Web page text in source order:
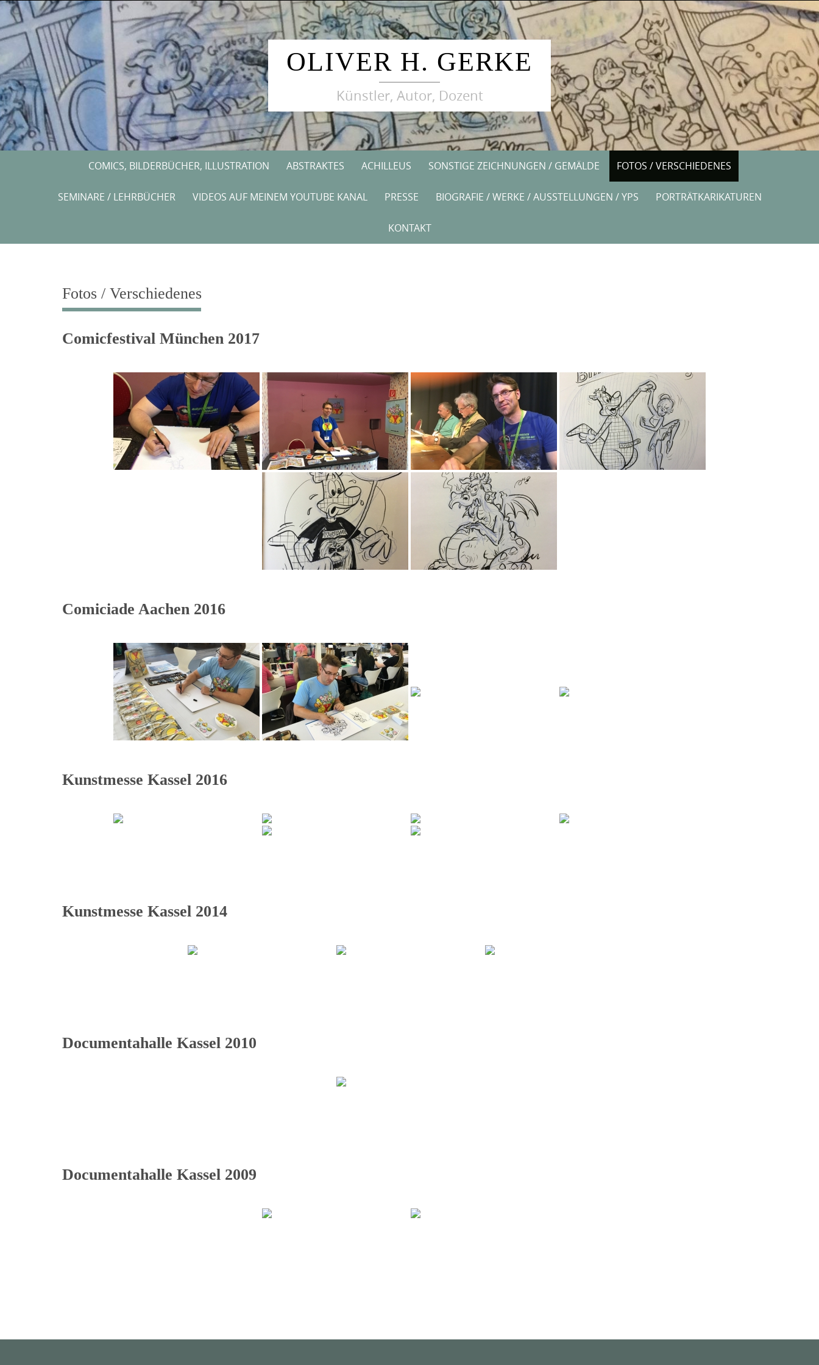
Skip
to
content
OLIVER H. GERKE
Künstler, Autor, Dozent
content
COMICS, BILDERBÜCHER, ILLUSTRATION ABSTRAKTES ACHILLEUS SONSTIGE ZEICHNUNGEN / GEMÄLDE FOTOS / VERSCHIEDENES
SEMINARE / LEHRBÜCHER VIDEOS AUF MEINEM YOUTUBE KANAL PRESSE BIOGRAFIE / WERKE / AUSSTELLUNGEN / YPS PORTRÄTKARIKATUREN
KONTAKT
Fotos / Verschiedenes
Comicfestival München 2017
Comiciade Aachen 2016
Kunstmesse Kassel 2016
Kunstmesse Kassel 2014
Documentahalle Kassel 2010
Documentahalle Kassel 2009